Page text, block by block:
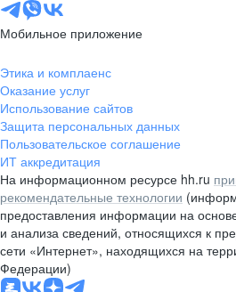
Мобильное приложение
Этика и комплаенс
Оказание услуг
Использование сайтов
Защита персональных данных
Пользовательское соглашение
ИТ аккредитация
На информационном ресурсе hh.ru
рекомендательные технологии
предоставления информации на
и анализа сведений, относящихся к
сети «Интернет», находящихся на
Федерации)